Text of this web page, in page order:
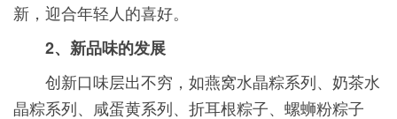
新，迎合年轻人的喜好。
2、新品味的发展
创新口味层出不穷，如燕窝水晶粽系列、奶茶水
晶粽系列、咸蛋黄系列、折耳根粽子、螺蛳粉粽子